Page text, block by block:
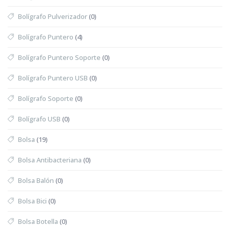
Bolígrafo Pulverizador(0)
Bolígrafo Puntero (4)
Bolígrafo Puntero Soporte (0)
Bolígrafo Puntero USB (0)
Bolígrafo Soporte (0)
Bolígrafo USB (0)
Bolsa (19)
Bolsa Antibacteriana (0)
Bolsa Balón (0)
Bolsa Bici (0)
Bolsa Botella (0)